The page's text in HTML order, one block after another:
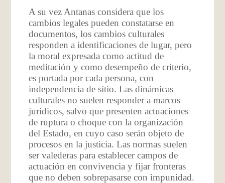
A su vez Antanas considera que los
cambios legales pueden constatarse en
documentos, los cambios culturales
responden a identificaciones de lugar, pero
la moral expresada como actitud de
meditación y como desempeño de criterio,
es portada por cada persona, con
independencia de sitio. Las dinámicas
culturales no suelen responder a marcos
jurídicos, salvo que presenten actuaciones
de ruptura o choque con la organización
del Estado, en cuyo caso serán objeto de
procesos en la justicia. Las normas suelen
ser valederas para establecer campos de
actuación en convivencia y fijar fronteras
que no deben sobrepasarse con impunidad.